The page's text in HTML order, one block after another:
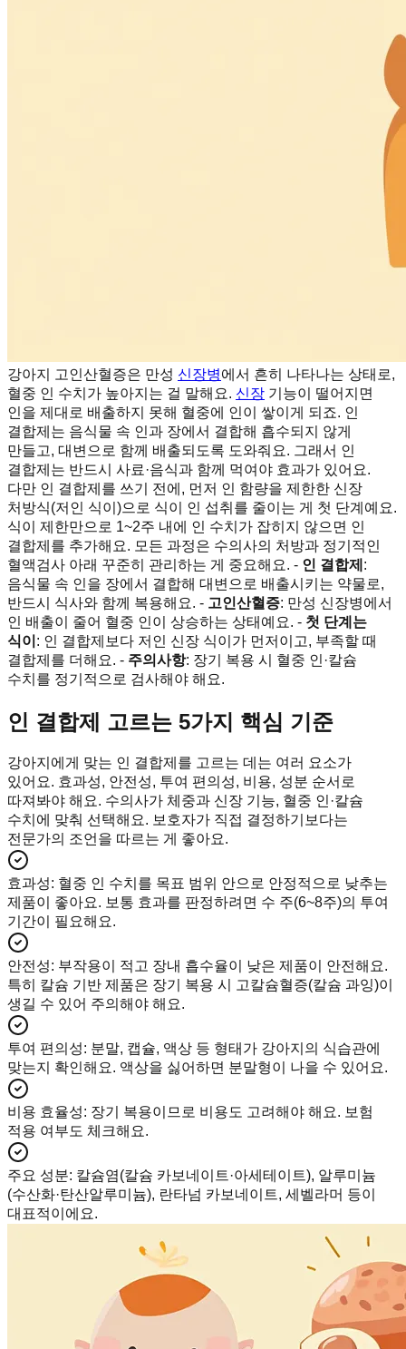
강아지 고인산혈증은 만성 신장병에서 흔히 나타나는 상태로,
혈중 인 수치가 높아지는 걸 말해요. 신장 기능이 떨어지면
인을 제대로 배출하지 못해 혈중에 인이 쌓이게 되죠. 인
결합제는 음식물 속 인과 장에서 결합해 흡수되지 않게
만들고, 대변으로 함께 배출되도록 도와줘요. 그래서 인
결합제는 반드시 사료·음식과 함께 먹여야 효과가 있어요.
다만 인 결합제를 쓰기 전에, 먼저 인 함량을 제한한 신장
처방식(저인 식이)으로 식이 인 섭취를 줄이는 게 첫 단계예요.
식이 제한만으로 1~2주 내에 인 수치가 잡히지 않으면 인
결합제를 추가해요. 모든 과정은 수의사의 처방과 정기적인
혈액검사 아래 꾸준히 관리하는 게 중요해요. - 인 결합제 :
음식물 속 인을 장에서 결합해 대변으로 배출시키는 약물로,
반드시 식사와 함께 복용해요. - 고인산혈증: 만성 신장병에서
인 배출이 줄어 혈중 인이 상승하는 상태예요. - 첫 단계는
식이 : 인 결합제보다 저인 신장 식이가 먼저이고, 부족할 때
결합제를 더해요. - 주의사항: 장기 복용 시 혈중 인·칼슘
수치를 정기적으로 검사해야 해요.
인 결합제 고르는 5가지 핵심 기준
강아지에게 맞는 인 결합제를 고르는 데는 여러 요소가
있어요. 효과성, 안전성, 투여 편의성, 비용, 성분 순서로
따져봐야 해요. 수의사가 체중과 신장 기능, 혈중 인·칼슘
수치에 맞춰 선택해요. 보호자가 직접 결정하기보다는
전문가의 조언을 따르는 게 좋아요.
효과성: 혈중 인 수치를 목표 범위 안으로 안정적으로 낮추는
제품이 좋아요. 보통 효과를 판정하려면 수 주(6~8주)의 투여
기간이 필요해요.
안전성: 부작용이 적고 장내 흡수율이 낮은 제품이 안전해요.
특히 칼슘 기반 제품은 장기 복용 시 고칼슘혈증(칼슘 과잉)이
생길 수 있어 주의해야 해요.
투여 편의성: 분말, 캡슐, 액상 등 형태가 강아지의 식습관에
맞는지 확인해요. 액상을 싫어하면 분말형이 나을 수 있어요.
비용 효율성: 장기 복용이므로 비용도 고려해야 해요. 보험
적용 여부도 체크해요.
주요 성분: 칼슘염(칼슘 카보네이트·아세테이트), 알루미늄
(수산화·탄산알루미늄), 란타넘 카보네이트, 세벨라머 등이
대표적이에요.